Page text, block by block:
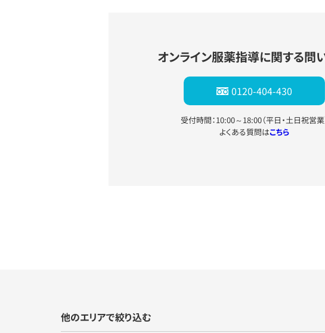
オンライン服薬指導に関する問
0120-404-430
受付時間：10:00～18:00（平日・土日祝営業
よくある質問はこちら
他のエリアで絞り込む